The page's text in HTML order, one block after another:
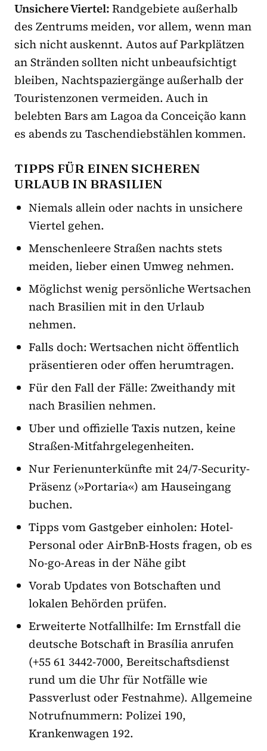
Unsichere Viertel:Randgebiete außerhalb
des Zentrums meiden, vor allem, wenn man
sich nicht auskennt. Autos auf Parkplätzen
an Stränden sollten nicht unbeaufsichtigt
bleiben, Nachtspaziergänge außerhalb der
Touristenzonen vermeiden. Auch in
belebten Bars am Lagoa da Conceição kann
es abends zu Taschendiebstählen kommen.
TIPPS FÜR EINEN SICHEREN
URLAUB IN BRASILIEN
Niemals allein oder nachts in unsichere
Viertel gehen.
Menschenleere Straßen nachts stets
meiden, lieber einen Umweg nehmen.
Möglichst wenig persönliche Wertsachen
nach Brasilien mit in den Urlaub
nehmen.
Falls doch: Wertsachen nicht öffentlich
präsentieren oder offen herumtragen.
Für den Fall der Fälle: Zweithandy mit
nach Brasilien nehmen.
Uber und offizielle Taxis nutzen, keine
Straßen-Mitfahrgelegenheiten.
Nur Ferienunterkünfte mit 24/7-Security-
Präsenz (»Portaria«) am Hauseingang
buchen.
Tipps vom Gastgeber einholen: Hotel-
Personal oder AirBnB-Hosts fragen, ob es
No-go-Areas in der Nähe gibt
Vorab Updates von Botschaften und
lokalen Behörden prüfen.
Erweiterte Notfallhilfe: Im Ernstfall die
deutsche Botschaft in Brasília anrufen
(+55 61 3442-7000, Bereitschaftsdienst
rund um die Uhr für Notfälle wie
Passverlust oder Festnahme). Allgemeine
Notrufnummern: Polizei 190,
Krankenwagen 192.